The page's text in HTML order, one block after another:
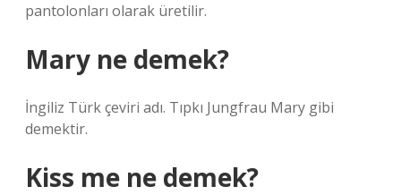
pantolonları olarak üretilir.
Mary ne demek?
İngiliz Türk çeviri adı. Tıpkı Jungfrau Mary gibi
demektir.
Kiss me ne demek?